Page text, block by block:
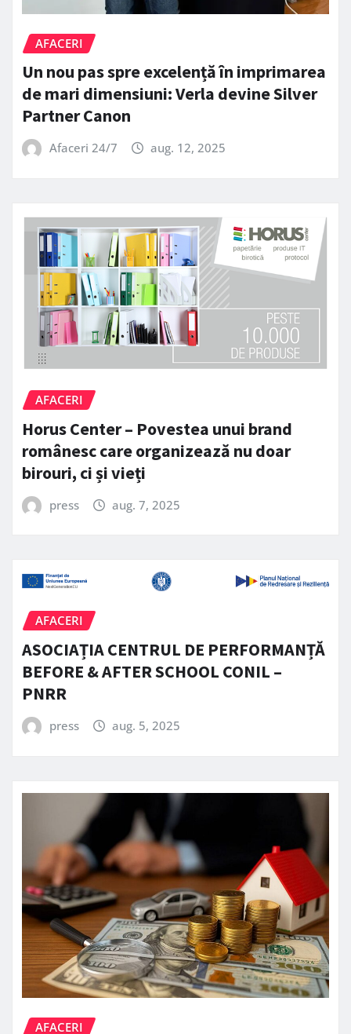
AFACERI
Un nou pas spre excelență în imprimarea
de mari dimensiuni: Verla devine Silver
Partner Canon
Afaceri 24/7 aug. 12, 2025
AFACERI
Horus Center – Povestea unui brand
românesc care organizează nu doar
birouri, ci și vieți
press aug. 7, 2025
AFACERI
ASOCIAȚIA CENTRUL DE PERFORMANȚĂ
BEFORE & AFTER SCHOOL CONIL –
PNRR
press aug. 5, 2025
AFACERI